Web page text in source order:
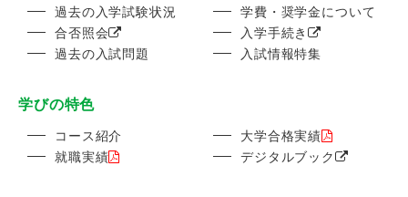
過去の入学試験状況
学費・奨学金について
合否照会
入学手続き
過去の入試問題
入試情報特集
学びの特色
コース紹介
大学合格実績
就職実績
デジタルブック